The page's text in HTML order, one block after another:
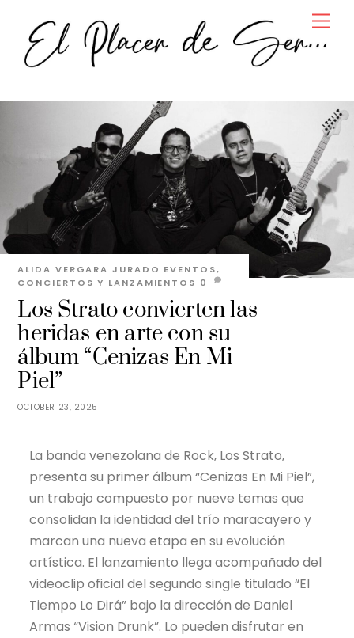
content
OCTOBER 23, 2025
Los Strato convierten las
heridas en arte con su
álbum “Cenizas En Mi
Piel”
ALIDA VERGARA JURADO EVENTOS,
CONCIERTOS Y LANZAMIENTOS 0
La banda venezolana de Rock, Los Strato,
presenta su primer álbum “Cenizas En Mi Piel”,
un trabajo compuesto por nueve temas que
consolidan la identidad del trío maracayero y
marcan una nueva etapa en su evolución
artística. El lanzamiento llega acompañado del
videoclip oficial del segundo single titulado “El
Tiempo Lo Dirá” bajo la dirección de Daniel
Armas “Vision Drunk”. Lo pueden disfrutar en